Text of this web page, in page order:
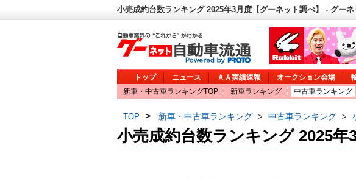
小売成約台数ランキング 2025年3月度【グーネット調べ】 - グー
トップ ニュース ＡＡ実績速報 オークション会場
新車・中古車ランキングTOP
新車ランキング 中古車ランキング
TOP > 新車・中古車ランキング > 中古車ランキング >
小売成約台数ランキング 2025年